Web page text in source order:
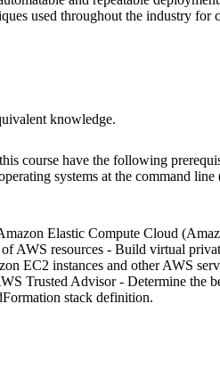
used throughout the industry
knowledge.
course have the following
systems at the command
Elastic Compute Cloud
AWS resources - Build virtual
EC2 instances and other AWS
Trusted Advisor - Determine the
stack definition.